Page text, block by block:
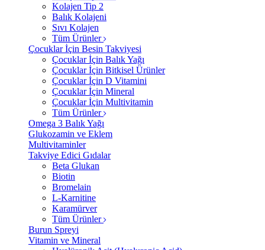
Kolajen Tip 2
Balık Kolajeni
Sıvı Kolajen
Tüm Ürünler
Çocuklar İçin Besin Takviyesi
Çocuklar İçin Balık Yağı
Çocuklar İçin Bitkisel Ürünler
Çocuklar İçin D Vitamini
Çocuklar İçin Mineral
Çocuklar İçin Multivitamin
Tüm Ürünler
Omega 3 Balık Yağı
Glukozamin ve Eklem
Multivitaminler
Takviye Edici Gıdalar
Beta Glukan
Biotin
Bromelain
L-Karnitine
Karamürver
Tüm Ürünler
Burun Spreyi
Vitamin ve Mineral